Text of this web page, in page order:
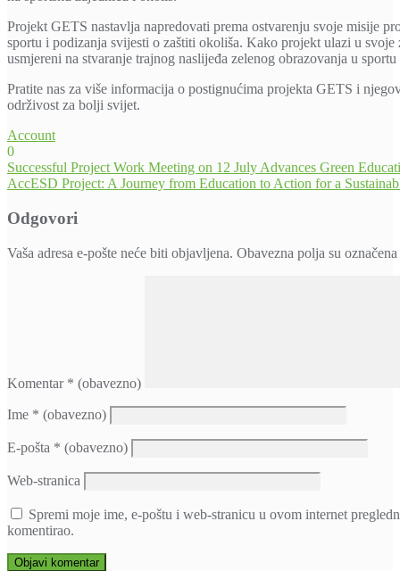
Projekt GETS nastavlja napredovati prema ostvarenju svoje misije
sportu i podizanja svijesti o zaštiti okoliša. Kako projekt ulazi u svoje
usmjereni na stvaranje trajnog naslijeđa zelenog obrazovanja u
Pratite nas za više informacija o postignućima projekta GETS i
održivost za bolji svijet.
Account
0
Navigacija
objava
Successful Project Work Meeting on 12 July Advances Green
AccESD Project: A Journey from Education to Action for a
Odgovori
Vaša adresa e-pošte neće biti objavljena. Obavezna polja su
Komentar * (obavezno)
Ime * (obavezno)
E-pošta * (obavezno)
Web-stranica
Spremi moje ime, e-poštu i web-stranicu u ovom internet
komentirao.